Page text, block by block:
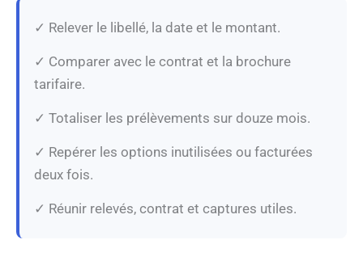
✓ Relever le libellé, la date et le montant.
✓ Comparer avec le contrat et la brochure
tarifaire.
✓ Totaliser les prélèvements sur douze mois.
✓ Repérer les options inutilisées ou facturées
deux fois.
✓ Réunir relevés, contrat et captures utiles.